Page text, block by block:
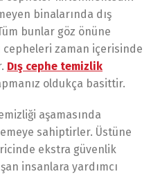
binalarında dış
bunlar göz önüne
cepheleri zaman içerisinde
Dış cephe temizlik
oldukça basittir.
aşamasında
sahiptirler. Üstüne
ekstra güvenlik
insanlara yardımcı